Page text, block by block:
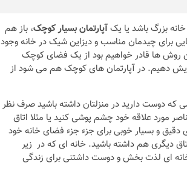
بزرگ باشد یا یکآپارتمان بسیار کوچک، باز هم
برای چیدمان مناسب و دیزاین شیک در خانه وجود
روش ها قادر خواهیم بود از یک فضای کوچک
دهیم. در آپارتمان های کوچک هم می شود از
که دوست دارید در منزلتان داشته باشید صرف نظر
مورد علاقه خود چشم پوشی کنید یا مثلا اتاق
دقیق و بسیار خوبی برای جزء جزء فضای خانه خود
دیگری هم داشته باشید. خانه ای که در زیر
ای لذت بخش و دوست داشتنی برای زندگی